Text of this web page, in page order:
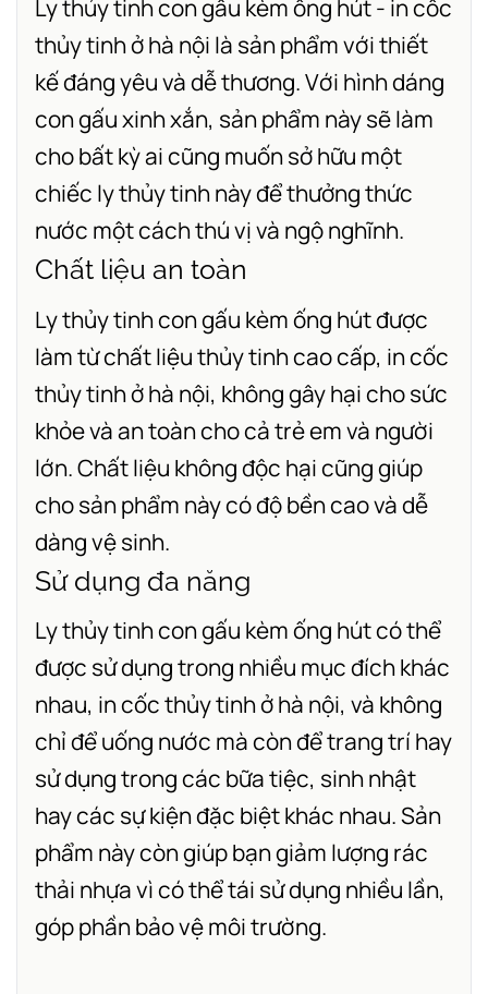
Ly thủy tinh con gấu kèm ống hút - in cốc
thủy tinh ở hà nội là sản phẩm với thiết
kế đáng yêu và dễ thương. Với hình dáng
con gấu xinh xắn, sản phẩm này sẽ làm
cho bất kỳ ai cũng muốn sở hữu một
chiếc ly thủy tinh này để thưởng thức
nước một cách thú vị và ngộ nghĩnh.
Chất liệu an toàn
Ly thủy tinh con gấu kèm ống hút được
làm từ chất liệu thủy tinh cao cấp, in cốc
thủy tinh ở hà nội, không gây hại cho sức
khỏe và an toàn cho cả trẻ em và người
lớn. Chất liệu không độc hại cũng giúp
cho sản phẩm này có độ bền cao và dễ
dàng vệ sinh.
Sử dụng đa năng
Ly thủy tinh con gấu kèm ống hút có thể
được sử dụng trong nhiều mục đích khác
nhau, in cốc thủy tinh ở hà nội, và không
chỉ để uống nước mà còn để trang trí hay
sử dụng trong các bữa tiệc, sinh nhật
hay các sự kiện đặc biệt khác nhau. Sản
phẩm này còn giúp bạn giảm lượng rác
thải nhựa vì có thể tái sử dụng nhiều lần,
góp phần bảo vệ môi trường.